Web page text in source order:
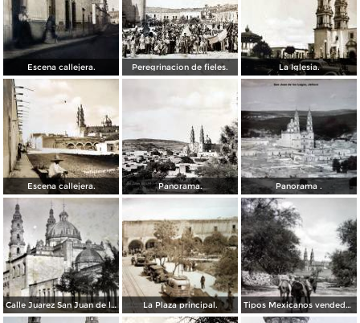
Escena callejera. Peregrinacion de fieles. La Iglesia.
Escena callejera. Panorama. Panorama .
Calle Juarez San Juan de los Lagos, Jalisco. La Plaza principal. Tipos Mexicanos vendedor de Leche a la entrada del Pueblo..